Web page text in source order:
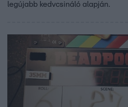
legújabb kedvcsináló alapján.